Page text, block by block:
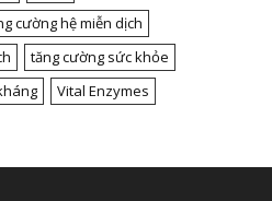
cường hệ miễn dịch
tăng cường sức khỏe
Vital Enzymes